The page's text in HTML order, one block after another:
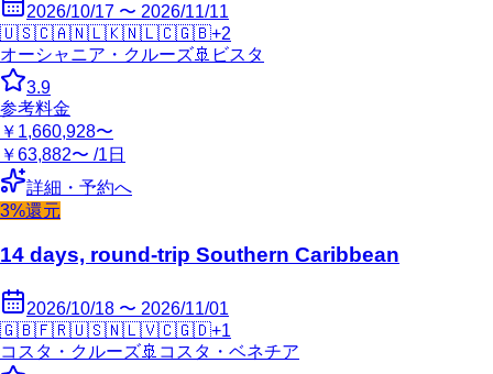
2026/10/17 〜 2026/11/11
🇺🇸🇨🇦🇳🇱🇰🇳🇱🇨🇬🇧+2
オーシャニア・クルーズ🚢 ビスタ
3.9
参考料金
￥1,660,928〜
￥63,882〜 /1日
詳細・予約へ
3%還元
14 days, round-trip Southern Caribbean
2026/10/18 〜 2026/11/01
🇬🇧🇫🇷🇺🇸🇳🇱🇻🇨🇬🇩+1
コスタ・クルーズ🚢 コスタ・ベネチア